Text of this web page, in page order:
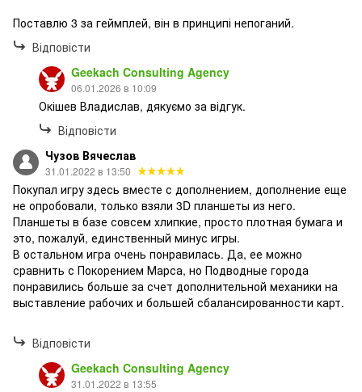
Поставлю 3 за геймплей, він в принципі непоганий.
Відповісти
Geekach Consulting Agency
06.01.2026 в 10:09
Окішев Владислав, дякуємо за відгук.
Відповісти
Чузов Вячеслав
31.01.2022 в 13:50
Покупал игру здесь вместе с дополнением, дополнение еще
не опробовали, только взяли 3D планшеты из него.
Планшеты в базе совсем хлипкие, просто плотная бумага и
это, пожалуй, единственный минус игры.
В остальном игра очень понравилась. Да, ее можно
сравнить с Покорением Марса, но Подводные города
понравились больше за счет дополнительной механики на
выставление рабочих и большей сбалансированности карт.
Відповісти
Geekach Consulting Agency
31.01.2022 в 13:55